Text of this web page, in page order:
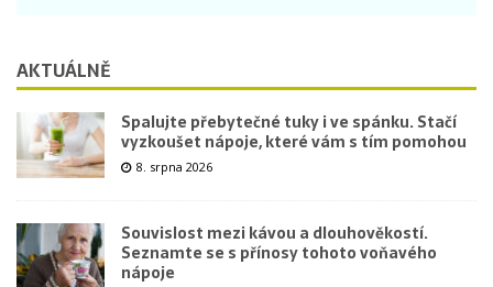
AKTUÁLNĚ
Spalujte přebytečné tuky i ve spánku. Stačí
vyzkoušet nápoje, které vám s tím pomohou
8. srpna 2026
Souvislost mezi kávou a dlouhověkostí.
Seznamte se s přínosy tohoto voňavého
nápoje